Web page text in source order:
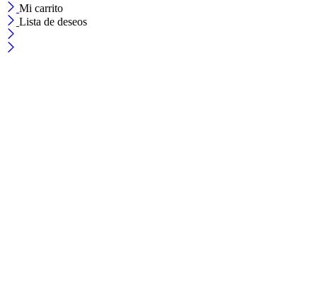
Mi carrito
Lista de deseos